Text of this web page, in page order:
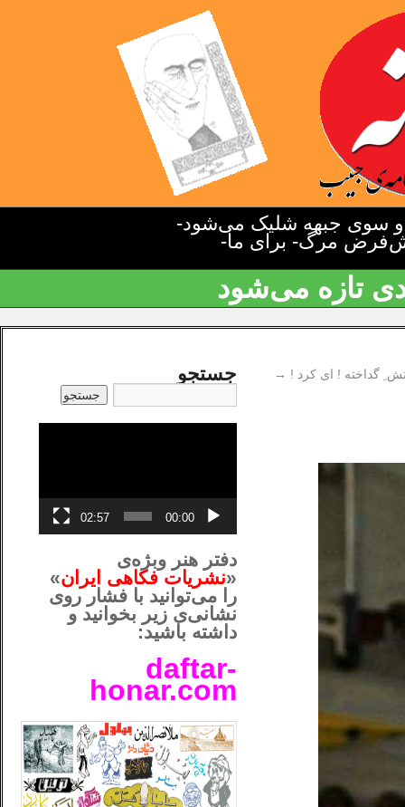
سوی جبهه شلیک می‌شود-
مرگ- برای ما-
تازه می‌شود
گداخته ! ای کرد ! → جستجو
00:00
02:57
دفتر هنر وبژه‌ی
«نشریات فکاهی ایران»
را می‌توانید با فشار روی
نشانی‌ی زیر بخوانید و
داشته باشید:
daftar-
honar.com